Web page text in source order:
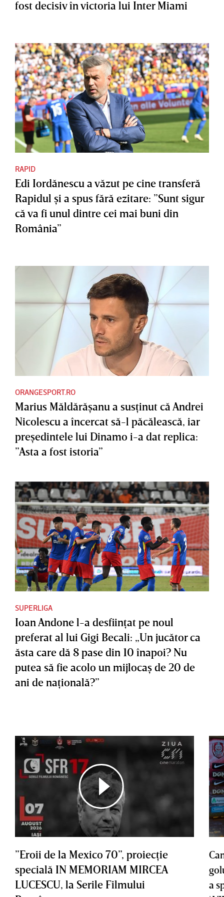
fost decisiv în victoria lui Inter Miami
RAPID
Edi Iordănescu a văzut pe cine transferă
Rapidul şi a spus fără ezitare: ”Sunt sigur
că va fi unul dintre cei mai buni din
România”
ORANGESPORT.RO
Marius Măldărăşanu a susţinut că Andrei
Nicolescu a încercat să-l păcălească, iar
preşedintele lui Dinamo i-a dat replica:
”Asta a fost istoria”
SUPERLIGA
Ioan Andone l-a desfiinţat pe noul
preferat al lui Gigi Becali: „Un jucător ca
ăsta care dă 8 pase din 10 înapoi? Nu
putea să fie acolo un mijlocaş de 20 de
ani de naţională?”
”Eroii de la Mexico 70”, proiecţie
specială IN MEMORIAM MIRCEA
LUCESCU, la Serile Filmului
a